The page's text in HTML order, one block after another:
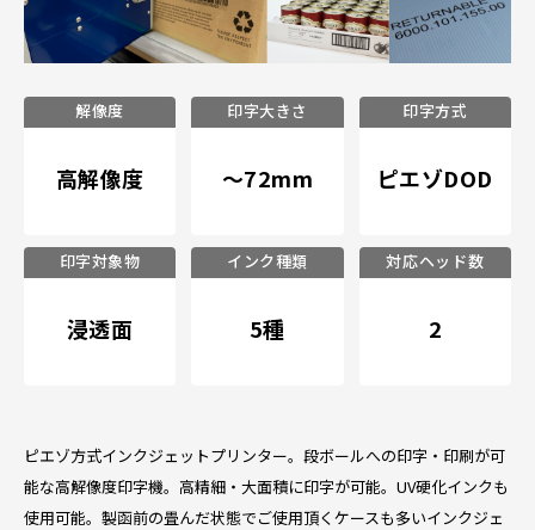
解像度
高解像度
印字大きさ
～72mm
印字方式
ピエゾDOD
印字対象物
浸透面
インク種類
5種
対応ヘッド数
2
ピエゾ方式インクジェットプリンター。段ボールへの印字・印刷が可
能な高解像度印字機。高精細・大面積に印字が可能。UV硬化インクも
使用可能。製函前の畳んだ状態でご使用頂くケースも多いインクジェ